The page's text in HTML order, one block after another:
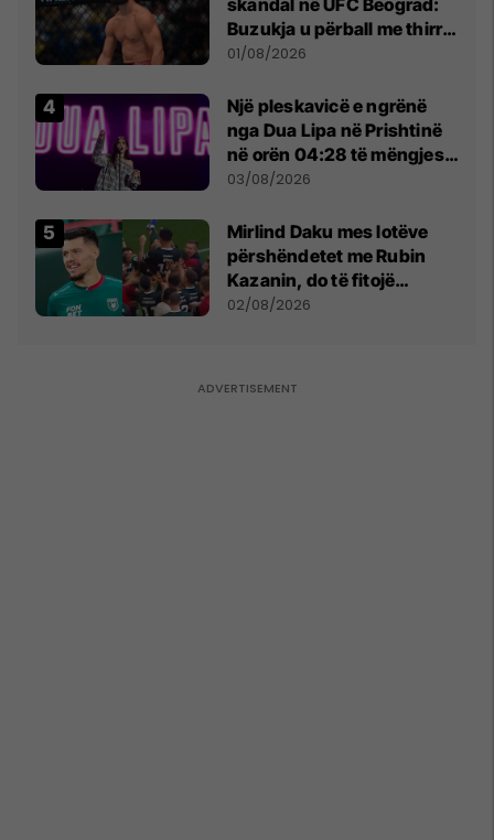
Buzukja u përball me thirrje
anti-shqiptare nga
01/08/2026
Një pleskavicë e ngrënë
nga Dua Lipa në Prishtinë
në orën 04:28 të mëngjesit
- dhe bota digjitale serbe
03/08/2026
Mirlind Daku mes lotëve
përshëndetet me Rubin
Kazanin, do të fitojë
miliona te Spartak Moska
02/08/2026